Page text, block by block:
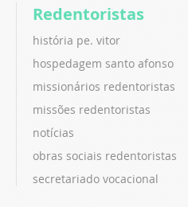
Redentoristas
história pe. vitor
hospedagem santo afonso
missionários redentoristas
missões redentoristas
notícias
obras sociais redentoristas
secretariado vocacional